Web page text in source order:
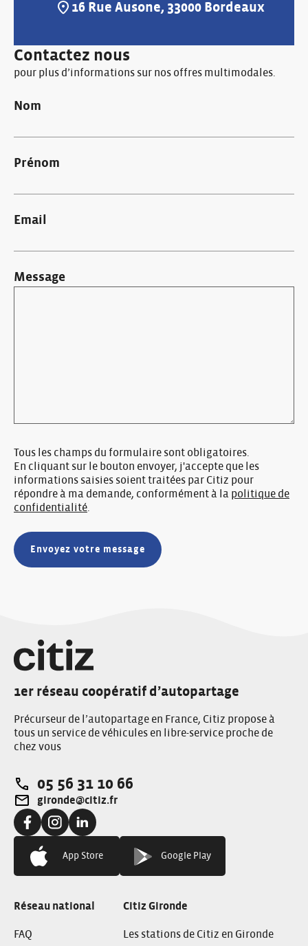
Contactez nous
pour plus d’informations sur nos offres multimodales.
Nom
Prénom
Email
Message
Tous les champs du formulaire sont obligatoires.
En cliquant sur le bouton envoyer, j'accepte que les
informations saisies soient traitées par Citiz pour
répondre à ma demande, conformément à la politique de
confidentialité.
Adresse :
16 Rue Ausone, 33000 Bordeaux
1er réseau coopératif d’autopartage
Précurseur de l’autopartage en France, Citiz propose à
tous un service de véhicules en libre-service proche de
chez vous
Téléphone:
05 56 31 10 66
Adresse e-mail:
gironde@citiz.fr
Facebook:Instagram:Linkedin:
App Store Google Play
Réseau national
FAQ
Citiz Gironde
Les stations de Citiz en Gironde